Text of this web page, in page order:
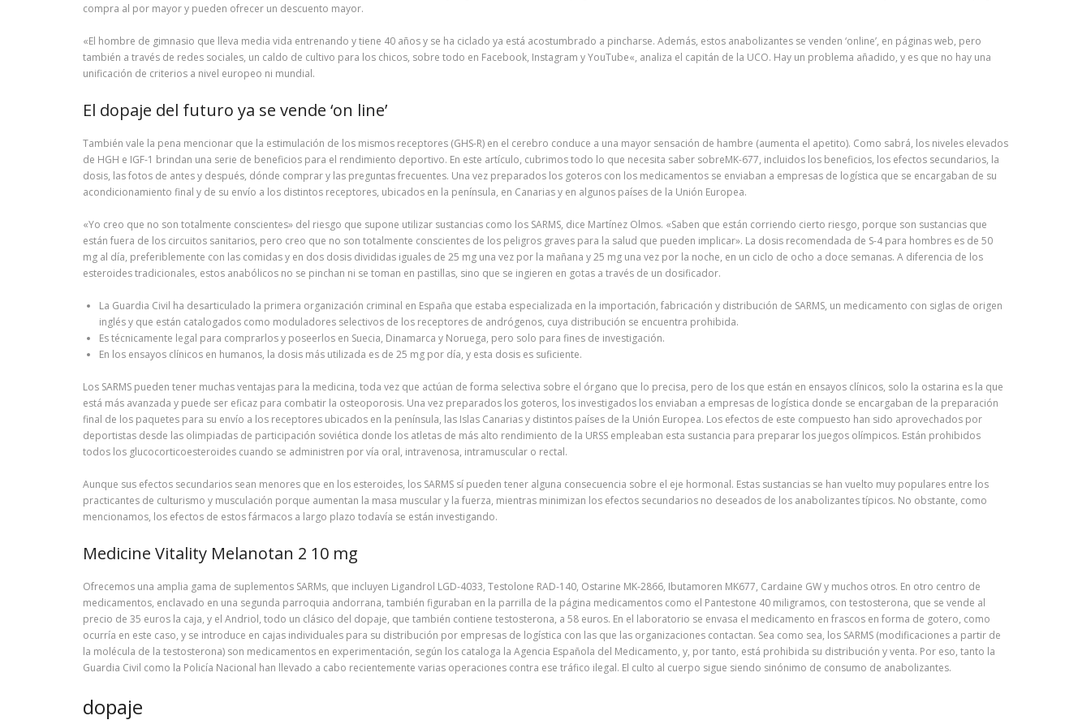
compra al por mayor y pueden ofrecer un descuento mayor.
«El hombre de gimnasio que lleva media vida entrenando y tiene 40 años y se ha ciclado ya está acostumbrado a pincharse. Además, estos anabolizantes se venden ‘online’, en páginas web, pero
también a través de redes sociales, un caldo de cultivo para los chicos, sobre todo en Facebook, Instagram y YouTube«, analiza el capitán de la UCO. Hay un problema añadido, y es que no hay una
unificación de criterios a nivel europeo ni mundial.
El dopaje del futuro ya se vende ‘on line’
También vale la pena mencionar que la estimulación de los mismos receptores (GHS-R) en el cerebro conduce a una mayor sensación de hambre (aumenta el apetito). Como sabrá, los niveles elevados
de HGH e IGF-1 brindan una serie de beneficios para el rendimiento deportivo. En este artículo, cubrimos todo lo que necesita saber sobreMK-677, incluidos los beneficios, los efectos secundarios, la
dosis, las fotos de antes y después, dónde comprar y las preguntas frecuentes. Una vez preparados los goteros con los medicamentos se enviaban a empresas de logística que se encargaban de su
acondicionamiento final y de su envío a los distintos receptores, ubicados en la península, en Canarias y en algunos países de la Unión Europea.
«Yo creo que no son totalmente conscientes» del riesgo que supone utilizar sustancias como los SARMS, dice Martínez Olmos. «Saben que están corriendo cierto riesgo, porque son sustancias que
están fuera de los circuitos sanitarios, pero creo que no son totalmente conscientes de los peligros graves para la salud que pueden implicar». La dosis recomendada de S-4 para hombres es de 50
mg al día, preferiblemente con las comidas y en dos dosis divididas iguales de 25 mg una vez por la mañana y 25 mg una vez por la noche, en un ciclo de ocho a doce semanas. A diferencia de los
esteroides tradicionales, estos anabólicos no se pinchan ni se toman en pastillas, sino que se ingieren en gotas a través de un dosificador.
La Guardia Civil ha desarticulado la primera organización criminal en España que estaba especializada en la importación, fabricación y distribución de SARMS, un medicamento con siglas de origen
inglés y que están catalogados como moduladores selectivos de los receptores de andrógenos, cuya distribución se encuentra prohibida.
Es técnicamente legal para comprarlos y poseerlos en Suecia, Dinamarca y Noruega, pero solo para fines de investigación.
En los ensayos clínicos en humanos, la dosis más utilizada es de 25 mg por día, y esta dosis es suficiente.
Los SARMS pueden tener muchas ventajas para la medicina, toda vez que actúan de forma selectiva sobre el órgano que lo precisa, pero de los que están en ensayos clínicos, solo la ostarina es la que
está más avanzada y puede ser eficaz para combatir la osteoporosis. Una vez preparados los goteros, los investigados los enviaban a empresas de logística donde se encargaban de la preparación
final de los paquetes para su envío a los receptores ubicados en la península, las Islas Canarias y distintos países de la Unión Europea. Los efectos de este compuesto han sido aprovechados por
deportistas desde las olimpiadas de participación soviética donde los atletas de más alto rendimiento de la URSS empleaban esta sustancia para preparar los juegos olímpicos. Están prohibidos
todos los glucocorticoesteroides cuando se administren por vía oral, intravenosa, intramuscular o rectal.
Aunque sus efectos secundarios sean menores que en los esteroides, los SARMS sí pueden tener alguna consecuencia sobre el eje hormonal. Estas sustancias se han vuelto muy populares entre los
practicantes de culturismo y musculación porque aumentan la masa muscular y la fuerza, mientras minimizan los efectos secundarios no deseados de los anabolizantes típicos. No obstante, como
mencionamos, los efectos de estos fármacos a largo plazo todavía se están investigando.
Medicine Vitality Melanotan 2 10 mg
Ofrecemos una amplia gama de suplementos SARMs, que incluyen Ligandrol LGD-4033, Testolone RAD-140, Ostarine MK-2866, Ibutamoren MK677, Cardaine GW y muchos otros. En otro centro de
medicamentos, enclavado en una segunda parroquia andorrana, también figuraban en la parrilla de la página medicamentos como el Pantestone 40 miligramos, con testosterona, que se vende al
precio de 35 euros la caja, y el Andriol, todo un clásico del dopaje, que también contiene testosterona, a 58 euros. En el laboratorio se envasa el medicamento en frascos en forma de gotero, como
ocurría en este caso, y se introduce en cajas individuales para su distribución por empresas de logística con las que las organizaciones contactan. Sea como sea, los SARMS (modificaciones a partir de
la molécula de la testosterona) son medicamentos en experimentación, según los cataloga la Agencia Española del Medicamento, y, por tanto, está prohibida su distribución y venta. Por eso, tanto la
Guardia Civil como la Policía Nacional han llevado a cabo recientemente varias operaciones contra ese tráfico ilegal. El culto al cuerpo sigue siendo sinónimo de consumo de anabolizantes.
dopaje